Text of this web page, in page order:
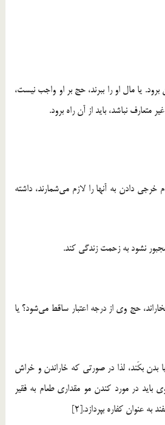
یا مال او را ببرند، حج بر او واجب نیست،
نباشد، باید از آن راه برود.
دادن به آنها را لازم می‌شمارند، داشته
حج وی از درجه اعتبار ساقط می‌شود؟ یا
بکَند، لذا در صورتی ‌که خاراندن و خراش
در مورد کندن مو مقداری طعام به فقیر